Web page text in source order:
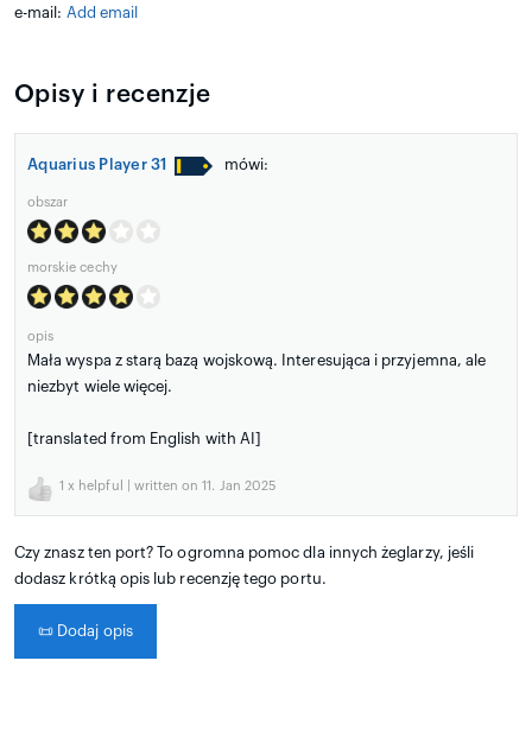
e-mail: Add email
Opisy i recenzje
Aquarius Player 31 mówi:
obszar
morskie cechy
opis
Mała wyspa z starą bazą wojskową. Interesująca i przyjemna, ale
niezbyt wiele więcej.
[translated from English with AI]
1 x helpful | written on 11. Jan 2025
Czy znasz ten port? To ogromna pomoc dla innych żeglarzy, jeśli
dodasz krótką opis lub recenzję tego portu.
📜 Dodaj opis